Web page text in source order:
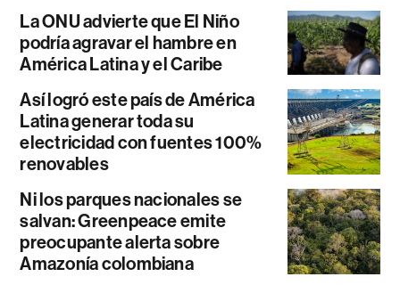
La ONU advierte que El Niño
podría agravar el hambre en
América Latina y el Caribe
Así logró este país de América
Latina generar toda su
electricidad con fuentes 100%
renovables
Ni los parques nacionales se
salvan: Greenpeace emite
preocupante alerta sobre
Amazonía colombiana